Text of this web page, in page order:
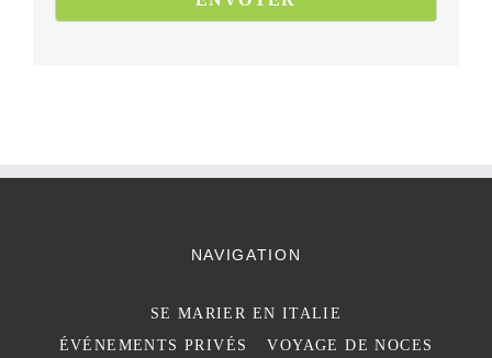
NAVIGATION
SE MARIER EN ITALIE
ÉVÉNEMENTS PRIVÉS
VOYAGE DE NOCES